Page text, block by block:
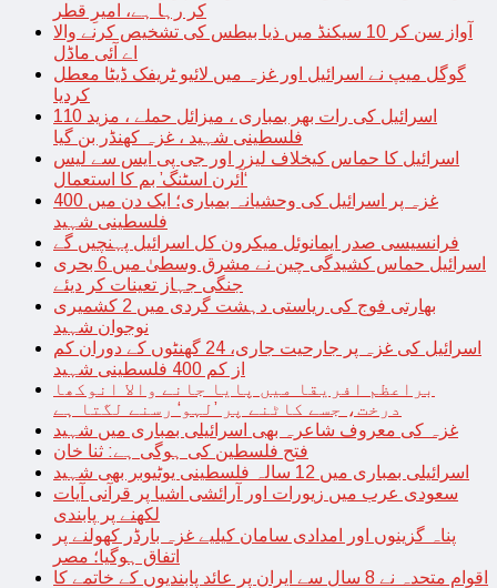
کر رہا ہے، امیرِ قطر
آواز سن کر 10 سیکنڈ میں ذیا بیطس کی تشخیص کرنے والا
اے آئی ماڈل
گوگل میپ نے اسرائیل اور غزہ میں لائیو ٹریفک ڈیٹا معطل
کردیا
اسرائیل کی رات بھر بمباری ، میزائل حملے ، مزید 110
فلسطینی شہید ، غزہ کھنڈر بن گیا
اسرائیل کا حماس کیخلاف لیزر اور جی پی ایس سے لیس
‘آئرن اسٹنگ’ بم کا استعمال
غزہ پر اسرائیل کی وحشیانہ بمباری؛ ایک دن میں 400
فلسطینی شہید
فرانسیسی صدر ایمانوئل میکرون کل اسرائیل پہنچیں گے
اسرائیل حماس کشیدگی چین نے مشرق وسطیٰ میں 6 بحری
جنگی جہاز تعینات کر دیئے
بھارتی فوج کی ریاستی دہشت گردی میں 2 کشمیری
نوجوان شہید
اسرائیل کی غزہ پر جارحیت جاری، 24 گھنٹوں کے دوران کم
از کم 400 فلسطینی شہید
براعظم افریقا میں پایا جانے والا انوکھا
درخت، جسے کاٹنے پر ’لہو‘ رسنے لگتا ہے
غزہ کی معروف شاعرہ بھی اسرائیلی بمباری میں شہید
فتح فلسطین کی ہوگی ہے: ثنا خان
اسرائیلی بمباری میں 12 سالہ فلسطینی یوٹیوبر بھی شہید
سعودی عرب میں زیورات اور آرائشی اشیا پر قرآنی آیات
لکھنے پر پابندی
پناہ گزینوں اور امدادی سامان کیلیے غزہ بارڈر کھولنے پر
اتفاق ہوگیا؛ مصر
اقوام متحدہ نے 8 سال سے ایران پر عائد پابندیوں کے خاتمے کا